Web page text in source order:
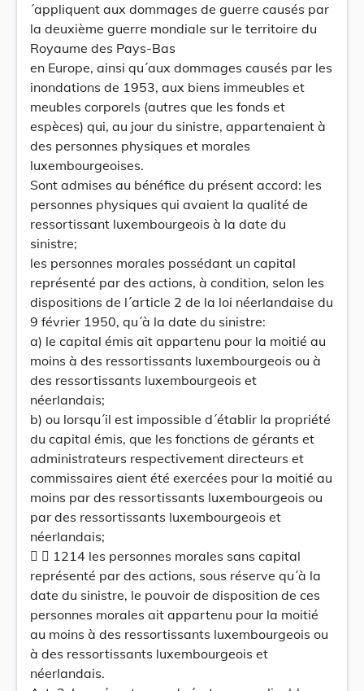
´appliquent aux dommages de guerre causés par
la deuxième guerre mondiale sur le territoire du
Royaume des Pays-Bas
en Europe, ainsi qu´aux dommages causés par les
inondations de 1953, aux biens immeubles et
meubles corporels (autres que les fonds et
espèces) qui, au jour du sinistre, appartenaient à
des personnes physiques et morales
luxembourgeoises.
Sont admises au bénéfice du présent accord: les
personnes physiques qui avaient la qualité de
ressortissant luxembourgeois à la date du
sinistre;
les personnes morales possédant un capital
représenté par des actions, à condition, selon les
dispositions de l´article 2 de la loi néerlandaise du
9 février 1950, qu´à la date du sinistre:
a) le capital émis ait appartenu pour la moitié au
moins à des ressortissants luxembourgeois ou à
des ressortissants luxembourgeois et
néerlandais;
b) ou lorsqu´il est impossible d´établir la propriété
du capital émis, que les fonctions de gérants et
administrateurs respectivement directeurs et
commissaires aient été exercées pour la moitié au
moins par des ressortissants luxembourgeois ou
par des ressortissants luxembourgeois et
néerlandais;
  1214 les personnes morales sans capital
représenté par des actions, sous réserve qu´à la
date du sinistre, le pouvoir de disposition de ces
personnes morales ait appartenu pour la moitié
au moins à des ressortissants luxembourgeois ou
à des ressortissants luxembourgeois et
néerlandais.